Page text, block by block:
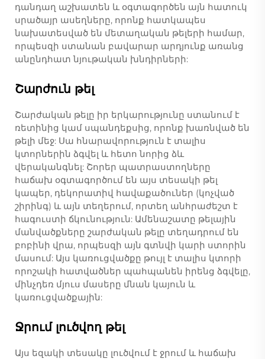
դանդաղ աշխատեն և օգտագործեն այն հատուկ
սրածայր ասեղները, որոնք հատկապես
նախատեսված են մետաղական թելերի համար,
որպեսզի ստանան բավարար արդյունք առանց
անընդհատ նյութական խնդիրների:
Շարժուն թել
Շարժական թելը իր երկարությունը ստանում է
ռետինից կամ սպանդեքսից, որոնք խառնված են
թելի մեջ: Սա հնարավորություն է տալիս
կտորներին ձգվել և հետո նորից ձև
վերականգնել: Շորեր պատրաստողները
հաճախ օգտագործում են այս տեսակի թել
կապեր, դեկորատիվ հավաքածուներ (կոչված
շիրինգ) և այն տեղերում, որտեղ անհրաժեշտ է
հագուստի ճկունություն: Ամենաշատը թելային
մանվածքները շարժական թելը տեղադրում են
բոբինի վրա, որպեսզի այն գտնվի կարի ստորին
մասում: Այս կառուցվածքը թույլ է տալիս կտորի
որոշակի հատվածներ պահպանեն իրենց ձգվելը,
մինչդեռ մյուս մասերը մնան կայուն և
կառուցվածքային:
Ջրում լուծվող թել
Այս եզակի տեսակը լուծվում է ջրում և հաճախ